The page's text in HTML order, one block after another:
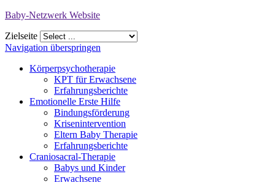
Baby-Netzwerk Website
Zielseite
Navigation überspringen
Körperpsychotherapie
KPT für Erwachsene
Erfahrungsberichte
Emotionelle Erste Hilfe
Bindungsförderung
Krisenintervention
Eltern Baby Therapie
Erfahrungsberichte
Craniosacral-Therapie
Babys und Kinder
Erwachsene